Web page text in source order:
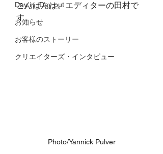
Day in, Day out
お知らせ
お客様のストーリー
クリエイターズ・インタビュー
こんばんは。エディターの田村で
す。
Photo/Yannick Pulver